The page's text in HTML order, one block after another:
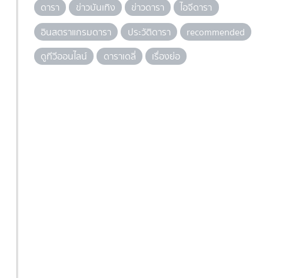
ดารา ข่าวบันเทิง ข่าวดารา
ไอจีดารา
อินสตราแกรมดารา
ประวัติดารา
recommended
ดูทีวีออนไลน์
ดาราเดลี่ เรื่องย่อ